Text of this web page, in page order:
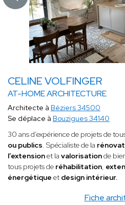
CELINE VOLFINGER
AT-HOME ARCHITECTURE
Fiche
Architecte à Béziers 34500
Se déplace à Bouzigues 34140
30 ans d’expérience de projets de
ou publics. Spécialiste de la
l’extensionet la valorisationde
tous projets de réhabilitation,
énergétique et design intérieur.